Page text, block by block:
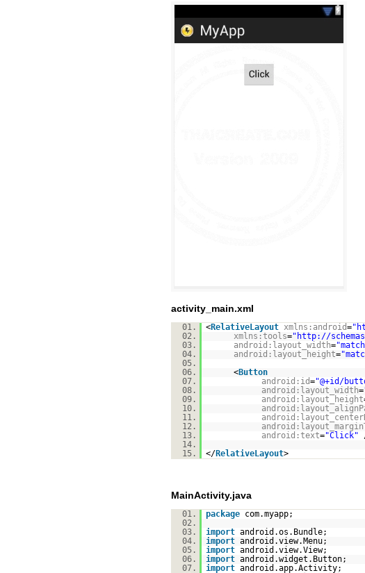
activity_main.xml
01. <RelativeLayout xmlns:android="
02.
xmlns:tools=" http://
03.
android:layout_width=
04.
android:layout_height=
05.
06.
<Button
07.
android:id="@+id/
08.
android:layout_width=
09.
android:layout_height
10.
11.
12.
13.
android:text="Click"
14.
15.
</RelativeLayout>
MainActivity.java
01. package
com.myapp;
02.
03.
import android.os.Bundle;
04.
import android.view.Menu;
05.
import android.view.View;
06.
import android.widget.Button;
07.
import android.app.Activity;